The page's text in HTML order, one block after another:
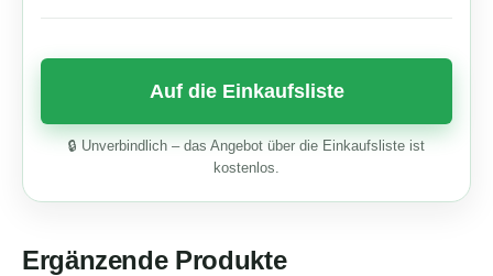
🔒 Unverbindlich – das Angebot über die Einkaufsliste ist
kostenlos.
Ergänzende Produkte